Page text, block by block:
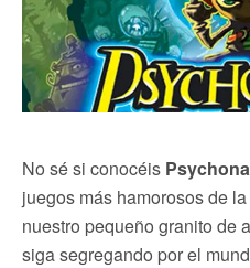
No sé si conocéis
juegos más hamorosos de
nuestro pequeño granito de
siga segregando por el